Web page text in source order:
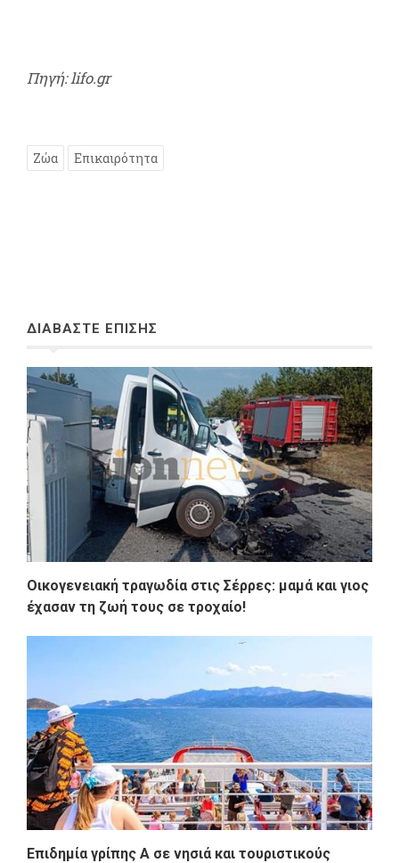
Πηγή: lifo.gr
Ζώα Επικαιρότητα
ΔΙΑΒΑΣΤΕ ΕΠΙΣΗΣ
Οικογενειακή τραγωδία στις Σέρρες: μαμά και γιος
έχασαν τη ζωή τους σε τροχαίο!
Επιδημία γρίπης Α σε νησιά και τουριστικούς